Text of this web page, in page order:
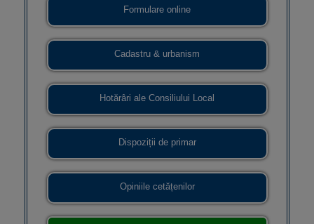
Formulare online
Cadastru & urbanism
Hotărâri ale Consiliului Local
Dispoziții de primar
Opiniile cetățenilor